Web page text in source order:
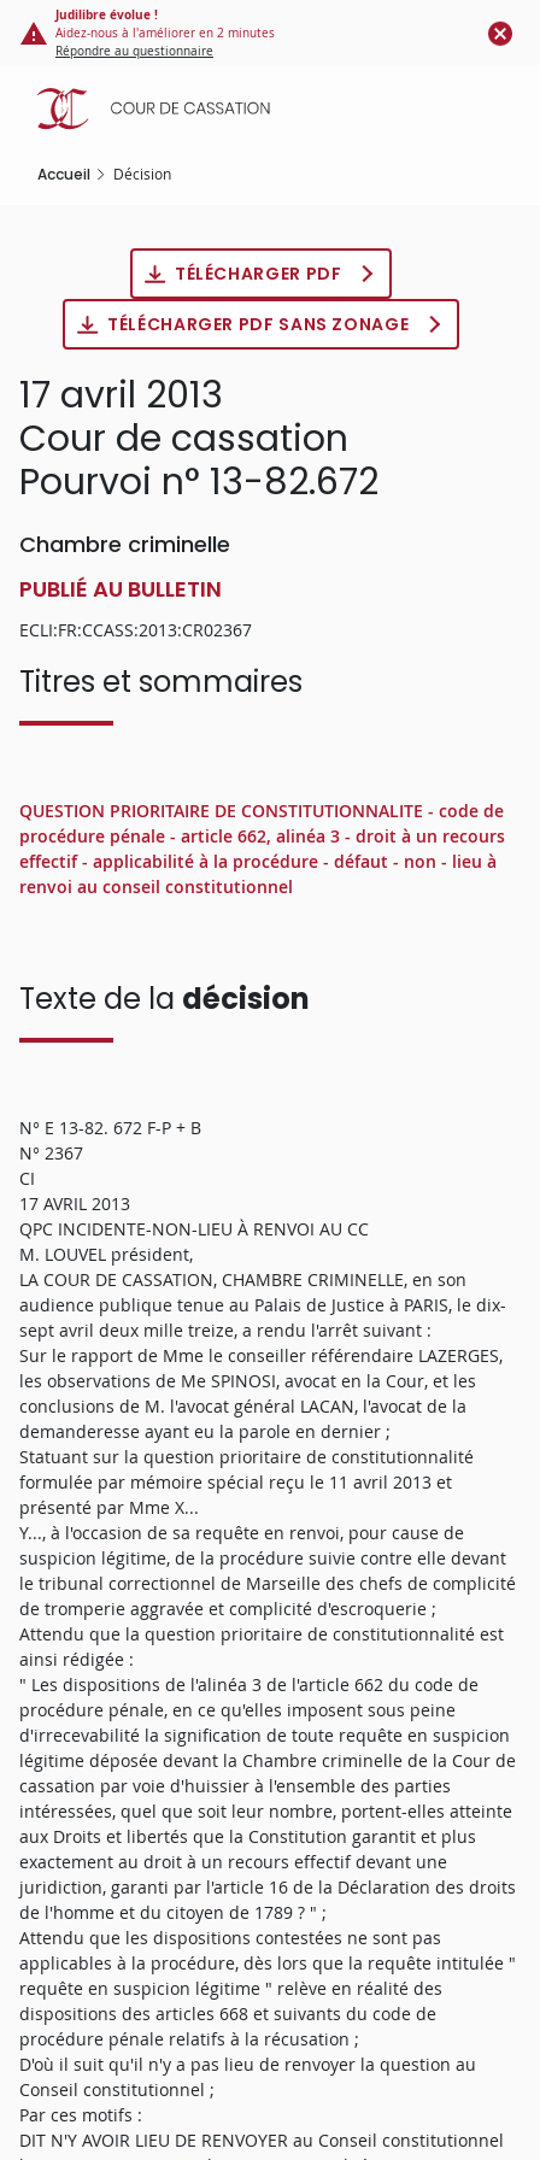
Panneau de gestion des cookies
contenu
principal
Judilibre évolue !
Aidez-nous à l'améliorer en 2 minutes
Répondre au questionnaire
Accueil Décision
TÉLÉCHARGER PDF
TÉLÉCHARGER PDF SANS ZONAGE
17 avril 2013
Cour de cassation
Pourvoi n° 13-82.672
Chambre criminelle
PUBLIÉ AU BULLETIN
ECLI:FR:CCASS:2013:CR02367
Titres et sommaires
QUESTION PRIORITAIRE DE CONSTITUTIONNALITE - code de
procédure pénale - article 662, alinéa 3 - droit à un recours
effectif - applicabilité à la procédure - défaut - non - lieu à
renvoi au conseil constitutionnel
Texte de la décision
N° E 13-82. 672 F-P + B
N° 2367
CI
17 AVRIL 2013
QPC INCIDENTE-NON-LIEU À RENVOI AU CC
M. LOUVEL président,
LA COUR DE CASSATION, CHAMBRE CRIMINELLE, en son
audience publique tenue au Palais de Justice à PARIS, le dix-
sept avril deux mille treize, a rendu l'arrêt suivant :
Sur le rapport de Mme le conseiller référendaire LAZERGES,
les observations de Me SPINOSI, avocat en la Cour, et les
conclusions de M. l'avocat général LACAN, l'avocat de la
demanderesse ayant eu la parole en dernier ;
Statuant sur la question prioritaire de constitutionnalité
formulée par mémoire spécial reçu le 11 avril 2013 et
présenté par Mme X...
Y..., à l'occasion de sa requête en renvoi, pour cause de
suspicion légitime, de la procédure suivie contre elle devant
le tribunal correctionnel de Marseille des chefs de complicité
de tromperie aggravée et complicité d'escroquerie ;
Attendu que la question prioritaire de constitutionnalité est
ainsi rédigée :
" Les dispositions de l'alinéa 3 de l'article 662 du code de
procédure pénale, en ce qu'elles imposent sous peine
d'irrecevabilité la signification de toute requête en suspicion
légitime déposée devant la Chambre criminelle de la Cour de
cassation par voie d'huissier à l'ensemble des parties
intéressées, quel que soit leur nombre, portent-elles atteinte
aux Droits et libertés que la Constitution garantit et plus
exactement au droit à un recours effectif devant une
juridiction, garanti par l'article 16 de la Déclaration des droits
de l'homme et du citoyen de 1789 ? " ;
Attendu que les dispositions contestées ne sont pas
applicables à la procédure, dès lors que la requête intitulée "
requête en suspicion légitime " relève en réalité des
dispositions des articles 668 et suivants du code de
procédure pénale relatifs à la récusation ;
D'où il suit qu'il n'y a pas lieu de renvoyer la question au
Conseil constitutionnel ;
Par ces motifs :
DIT N'Y AVOIR LIEU DE RENVOYER au Conseil constitutionnel